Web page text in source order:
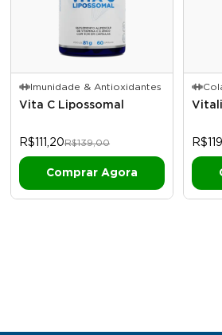
Imunidade & Antioxidantes
Vita C Lipossomal
R$111,20R$139,00